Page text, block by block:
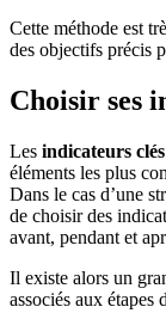
Cette méthode est
des objectifs précis
Choisir ses
Les indicateurs
éléments les plus
Dans le cas d’une
de choisir des
avant, pendant et
Il existe alors un
associés aux étapes